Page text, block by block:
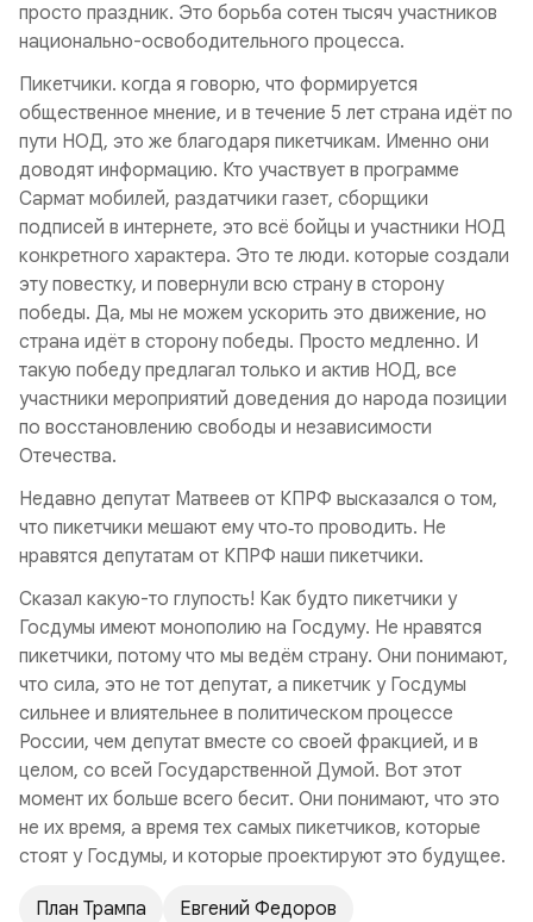
просто праздник. Это борьба сотен тысяч участников
национально-освободительного процесса.
Пикетчики. когда я говорю, что формируется
общественное мнение, и в течение 5 лет страна идёт по
пути НОД, это же благодаря пикетчикам. Именно они
доводят информацию. Кто участвует в программе
Сармат мобилей, раздатчики газет, сборщики
подписей в интернете, это всё бойцы и участники НОД
конкретного характера. Это те люди. которые создали
эту повестку, и повернули всю страну в сторону
победы. Да, мы не можем ускорить это движение, но
страна идёт в сторону победы. Просто медленно. И
такую победу предлагал только и актив НОД, все
участники мероприятий доведения до народа позиции
по восстановлению свободы и независимости
Отечества.
Недавно депутат Матвеев от КПРФ высказался о том,
что пикетчики мешают ему что‑то проводить. Не
нравятся депутатам от КПРФ наши пикетчики.
Сказал какую-то глупость! Как будто пикетчики у
Госдумы имеют монополию на Госдуму. Не нравятся
пикетчики, потому что мы ведём страну. Они понимают,
что сила, это не тот депутат, а пикетчик у Госдумы
сильнее и влиятельнее в политическом процессе
России, чем депутат вместе со своей фракцией, и в
целом, со всей Государственной Думой. Вот этот
момент их больше всего бесит. Они понимают, что это
не их время, а время тех самых пикетчиков, которые
стоят у Госдумы, и которые проектируют это будущее.
План Трампа
Евгений Федоров
Уважаемые друзья, появилась возможность
оформить ежемесячную подпискуна нашу газету
на почте России! Подписной индекс ПП711.
«Национальный Курс», некоммерческий
информационно-аналитический портал, созданный
на народные средства. Любая Ваша помощь
пойдет на развитие данного портала и увеличение
перечислить любую посильную для Вас сумму на
карту СБЕР:
Карта СБЕР: 5228 6005 5197 1767
Ваша поддержка важна для нас.